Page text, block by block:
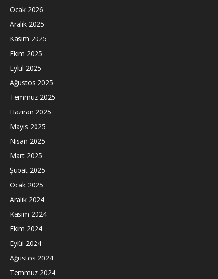
Ocak 2026
Aralık 2025
Kasım 2025
Ekim 2025
Eylül 2025
Ağustos 2025
Temmuz 2025
Haziran 2025
Mayıs 2025
Nisan 2025
Mart 2025
Şubat 2025
Ocak 2025
Aralık 2024
Kasım 2024
Ekim 2024
Eylül 2024
Ağustos 2024
Temmuz 2024